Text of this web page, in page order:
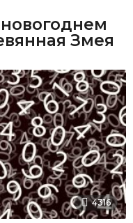
Змея
4316